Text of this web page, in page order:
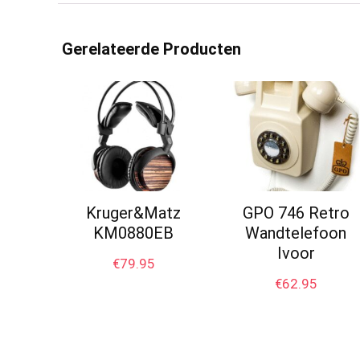
Gerelateerde Producten
Kruger&Matz
KM0880EB
€79.95
GPO 746 Retro
Wandtelefoon
Ivoor
€62.95